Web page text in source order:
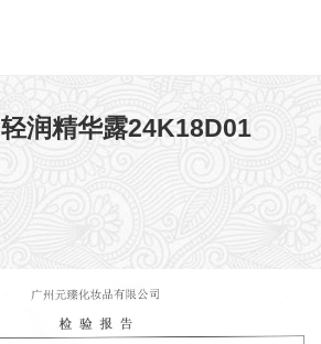
轻润精华露24K18D01